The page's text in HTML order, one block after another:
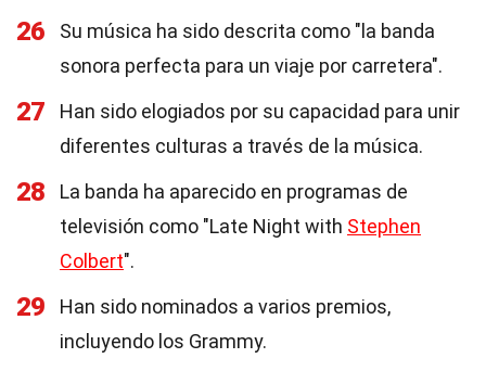
26
Su música ha sido descrita como "la banda
sonora perfecta para un viaje por carretera".
27
Han sido elogiados por su capacidad para unir
diferentes culturas a través de la música.
28
La banda ha aparecido en programas de
televisión como "Late Night with Stephen
Colbert".
29
Han sido nominados a varios premios,
incluyendo los Grammy.